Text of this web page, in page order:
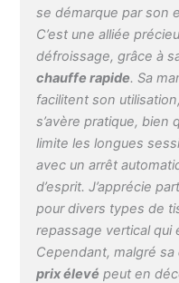
se démarque par son
C’est une alliée
défroissage, grâce à
chauffe rapide. Sa
facilitent son
s’avère pratique, bien
limite les longues
avec un arrêt
d’esprit. J’apprécie
pour divers types de
repassage vertical qui
Cependant, malgré sa
prix élevé peut en